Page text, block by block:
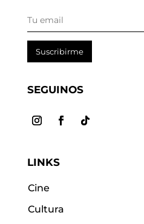
Suscribirme
SEGUINOS
LINKS
Cine
Cultura